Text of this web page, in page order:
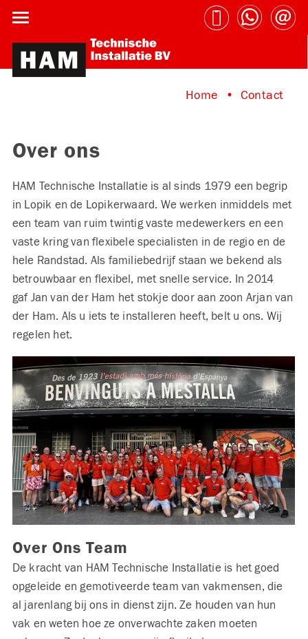
Home Contact
Over ons
HAM Technische Installatie is al sinds 1979 een begrip
in Lopik en de Lopikerwaard. We werken inmiddels met
een team van ruim twintig vaste medewerkers en een
vaste kring van flexibele specialisten in de regio en de
hele Randstad. Als familiebedrijf staan we bekend als
betrouwbaar en flexibel, met snelle service. In 2014
gaf Jan van der Ham het stokje door aan zoon Arjan van
der Ham. Als u iets te installeren heeft, belt u ons. Wij
regelen het.
Over Ons Team
De kracht van HAM Technische Installatie is het goed
opgeleide en gemotiveerde team van vakmensen, die
al jarenlang bij ons in dienst zijn. Ze houden van hun
vak en weten hoe ze onverwachte zaken moeten